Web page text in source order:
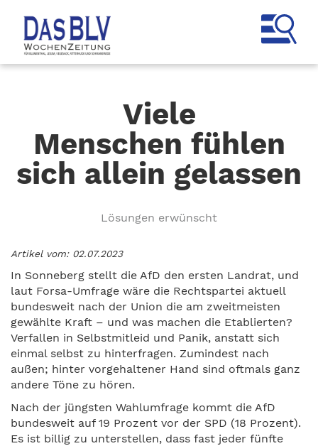
Viele
Menschen fühlen
sich allein gelassen
Lösungen erwünscht
Artikel vom: 02.07.2023
In Sonneberg stellt die AfD den ersten Landrat, und
laut Forsa-Umfrage wäre die Rechtspartei aktuell
bundesweit nach der Union die am zweitmeisten
gewählte Kraft – und was machen die Etablierten?
Verfallen in Selbstmitleid und Panik, anstatt sich
einmal selbst zu hinterfragen. Zumindest nach
außen; hinter vorgehaltener Hand sind oftmals ganz
andere Töne zu hören.
Nach der jüngsten Wahlumfrage kommt die AfD
bundesweit auf 19 Prozent vor der SPD (18 Prozent).
Es ist billig zu unterstellen, dass fast jeder fünfte